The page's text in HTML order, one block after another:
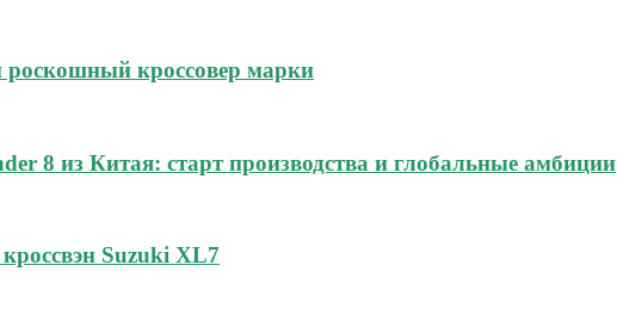
кроссовер марки
8 из Китая: старт производства и глобальные амбиции
Suzuki XL7